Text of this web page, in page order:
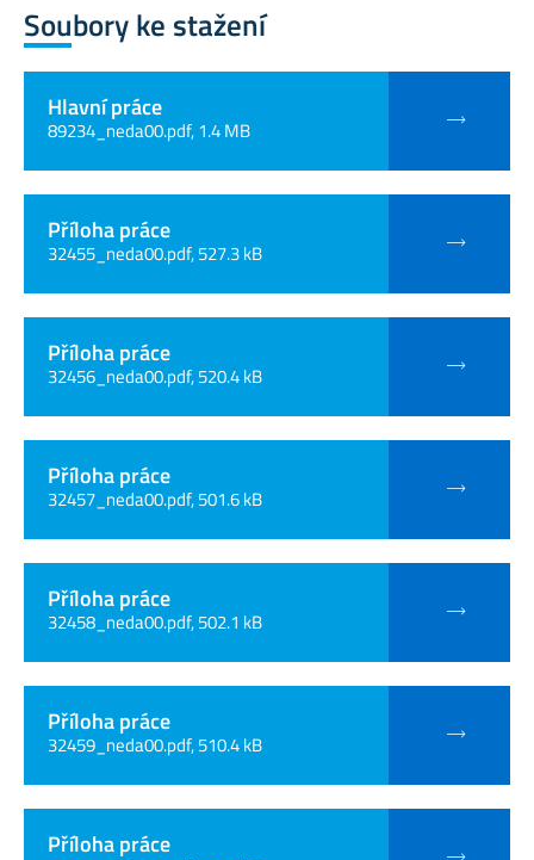
Soubory ke stažení
Hlavní práce
89234_neda00.pdf, 1.4 MB
Příloha práce
32455_neda00.pdf, 527.3 kB
Příloha práce
32456_neda00.pdf, 520.4 kB
Příloha práce
32457_neda00.pdf, 501.6 kB
Příloha práce
32458_neda00.pdf, 502.1 kB
Příloha práce
32459_neda00.pdf, 510.4 kB
Příloha práce